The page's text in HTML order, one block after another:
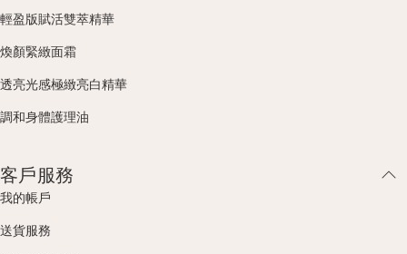
輕盈版賦活雙萃精華
煥顏緊緻面霜
透亮光感極緻亮白精華
調和身體護理油
客戶服務
我的帳戶
送貨服務